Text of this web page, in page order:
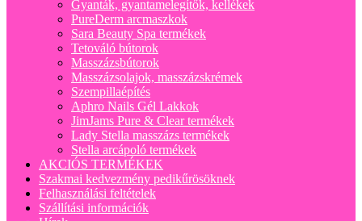
Gyanták, gyantamelegítők, kellékek
PureDerm arcmaszkok
Sara Beauty Spa termékek
Tetováló bútorok
Masszázsbútorok
Masszázsolajok, masszázskrémek
Szempillaépítés
Aphro Nails Gél Lakkok
JimJams Pure & Clear termékek
Lady Stella masszázs termékek
Stella arcápoló termékek
AKCIÓS TERMÉKEK
Szakmai kedvezmény pedikűrösöknek
Felhasználási feltételek
Szállítási információk